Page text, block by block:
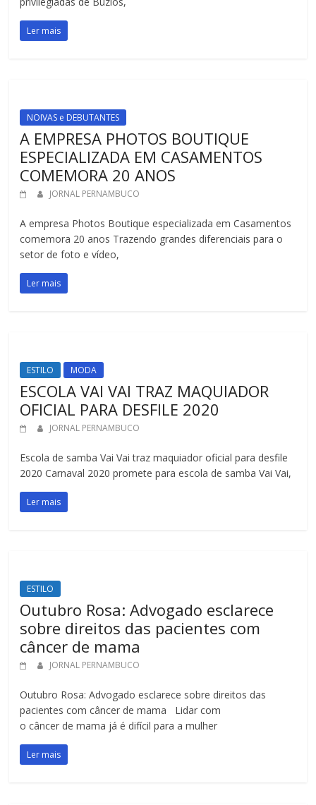
Ler mais
NOIVAS e DEBUTANTES
A EMPRESA PHOTOS BOUTIQUE
ESPECIALIZADA EM CASAMENTOS
COMEMORA 20 ANOS
JORNAL PERNAMBUCO
A empresa Photos Boutique especializada em Casamentos
comemora 20 anos Trazendo grandes diferenciais para o
setor de foto e vídeo,
Ler mais
ESTILO MODA
ESCOLA VAI VAI TRAZ MAQUIADOR
OFICIAL PARA DESFILE 2020
JORNAL PERNAMBUCO
Escola de samba Vai Vai traz maquiador oficial para desfile
2020 Carnaval 2020 promete para escola de samba Vai Vai,
Ler mais
ESTILO
Outubro Rosa: Advogado esclarece
sobre direitos das pacientes com
câncer de mama
JORNAL PERNAMBUCO
Outubro Rosa: Advogado esclarece sobre direitos das
pacientes com câncer de mama Lidar com
o câncer de mama já é difícil para a mulher
Ler mais